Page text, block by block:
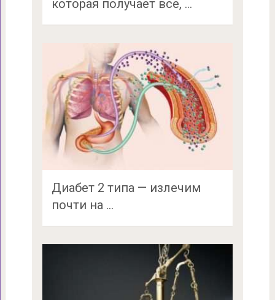
которая получает все, …
Диабет 2 типа — излечим
почти на …